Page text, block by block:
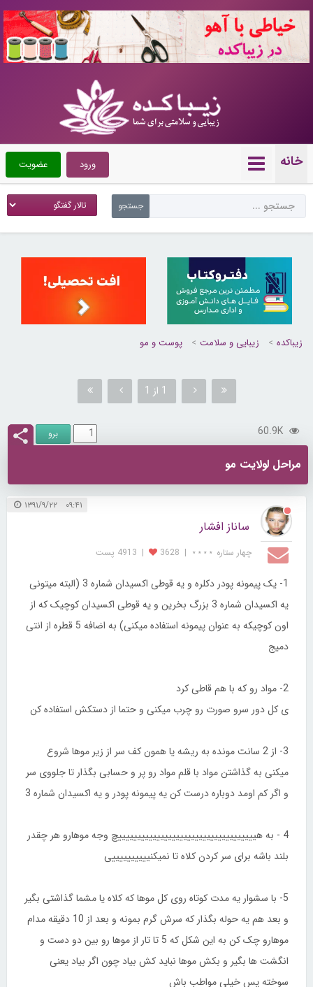
10720435
خانه عضویت ورود
زیباکده زیبایی و سلامت پوست و مو
1 از 1
60.9K
مراحل لولایت مو
۰۹:۴۱ ۱۳۹۱/۹/۲۲
ساناز افشار
چهار ستاره ⋆⋆⋆⋆ |
3628
| 4913 پست
1- یک پیمونه پودر دکلره و یه قوطی اکسیدان شماره 3 (البته میتونی
یه اکسیدان شماره 3 بزرگ بخرین و یه قوطی اکسیدان کوچیک که از
اون کوچیکه به عنوان پیمونه استفاده میکنی) به اضافه 5 قطره از انتی
دمیج
2- مواد رو که با هم قاطی کرد
ی کل دور سرو صورت رو چرب میکنی و حتما از دستکش استفاده کن
3- از 2 سانت مونده به ریشه یا همون کف سر از زیر موها شروع
میکنی به گذاشتن مواد با قلم مواد رو پر و حسابی بگذار تا جلووی سر
و اگر کم اومد دوباره درست کن یه پیمونه پودر و یه اکسیدان شماره 3
4 - به هییییییییییییییییییییییییییییییییییییچ وجه موهارو هر چقدر
بلند باشه برای سر کردن کلاه تا نمیکنییییییییییی
5- با سشوار یه مدت کوتاه روی کل موها که کلاه یا مشما گذاشتی بگیر
و بعد هم یه حوله بگذار که سرش گرم بمونه و بعد از 10 دقیقه مدام
موهارو چک کن به این شکل که 5 تا تار از موها رو بین دو دست و
انگشت ها بگیر و بکش موها نباید کش بیاد چون اگر بیاد یعنی
سوخته پس خیلی مواطب باش